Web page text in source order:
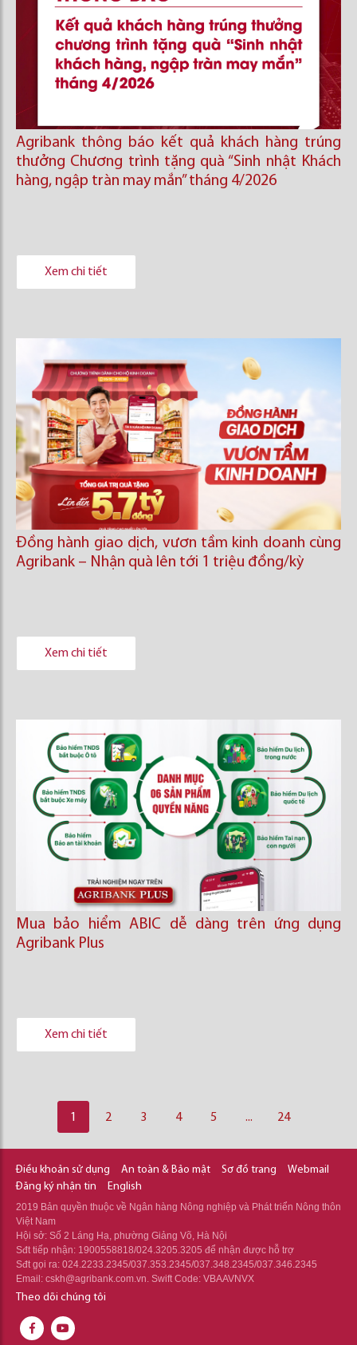
Agribank thông báo kết quả khách hàng trúng
thưởng Chương trình tặng quà “Sinh nhật Khách
hàng, ngập tràn may mắn” tháng 4/2026
Xem chi tiết
Đồng hành giao dịch, vươn tầm kinh doanh cùng
Agribank – Nhận quà lên tới 1 triệu đồng/kỳ
Xem chi tiết
Mua bảo hiểm ABIC dễ dàng trên ứng dụng
Agribank Plus
Xem chi tiết
1 2 3 4 5 ... 24
Điều khoản sử dụng An toàn & Bảo mật Sơ đồ trang
Webmail
Đăng ký nhận tin
English
2019 Bản quyền thuộc về Ngân hàng Nông nghiệp và Phát triển Nông thôn
Việt Nam
Hội sở: Số 2 Láng Hạ, phường Giảng Võ, Hà Nội
Sđt tiếp nhận: 1900558818/024.3205.3205 để nhận được hỗ trợ
Sđt gọi ra: 024.2233.2345/037.353.2345/037.348.2345/037.346.2345
Email: cskh@agribank.com.vn. Swift Code: VBAAVNVX
Theo dõi chúng tôi